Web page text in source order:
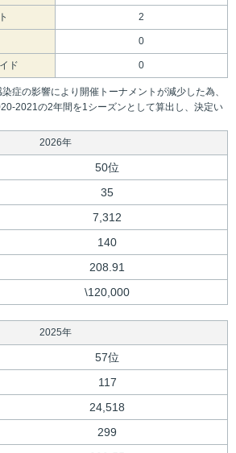
2
0
ド 0
症の影響により開催トーナメントが減少した為、
2021の2年間を1シーズンとして算出し、決定い
2026年
50位
35
7,312
140
208.91
\120,000
2025年
57位
117
24,518
299